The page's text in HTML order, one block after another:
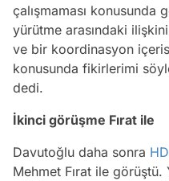
çalışmaması
yürütme arasındaki
ve bir koordinasyon
konusunda fikirlerimi
dedi.
İkinci görüşme Fırat ile
Davutoğlu daha sonra
Mehmet Fırat ile